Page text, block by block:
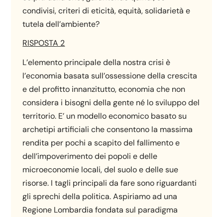
condivisi, criteri di eticità, equità, solidarietà e
tutela dell’ambiente?
RISPOSTA 2
L’elemento principale della nostra crisi è
l’economia basata sull’ossessione della crescita
e del profitto innanzitutto, economia che non
considera i bisogni della gente né lo sviluppo del
territorio. E’ un modello economico basato su
archetipi artificiali che consentono la massima
rendita per pochi a scapito del fallimento e
dell’impoverimento dei popoli e delle
microeconomie locali, del suolo e delle sue
risorse. I tagli principali da fare sono riguardanti
gli sprechi della politica. Aspiriamo ad una
Regione Lombardia fondata sul paradigma